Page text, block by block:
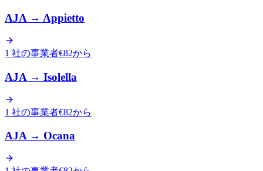
AJA→ Appietto
1 社の事業者€82から
AJA → Isolella
1 社の事業者€82から
AJA→ Ocana